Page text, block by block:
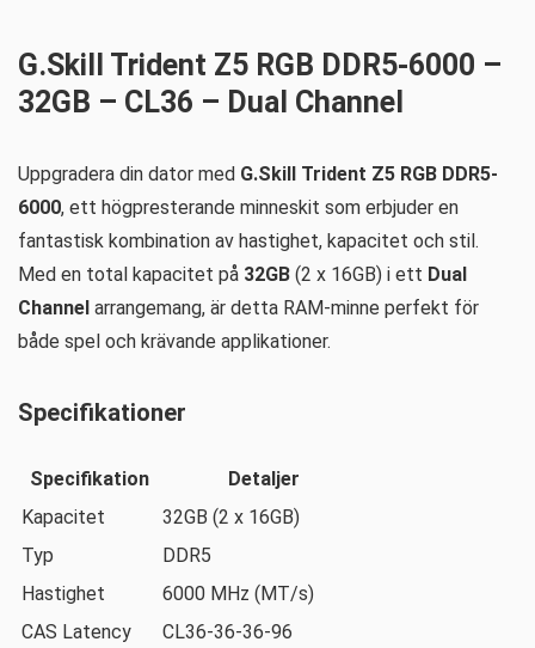
G.Skill Trident Z5 RGB DDR5-6000 –
32GB – CL36 – Dual Channel
Uppgradera din dator med G.Skill Trident Z5 RGB DDR5-
6000, ett högpresterande minneskit som erbjuder en
fantastisk kombination av hastighet, kapacitet och stil.
Med en total kapacitet på 32GB (2 x 16GB) i ett Dual
Channel arrangemang, är detta RAM-minne perfekt för
både spel och krävande applikationer.
Specifikationer
Specifikation
Detaljer
Kapacitet
32GB (2 x 16GB)
Typ
DDR5
Hastighet
6000 MHz (MT/s)
CAS Latency
CL36-36-36-96